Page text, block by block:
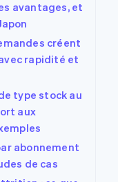
avantages, et
créent
rapidité et
type stock au
aux
abonnement
de cas